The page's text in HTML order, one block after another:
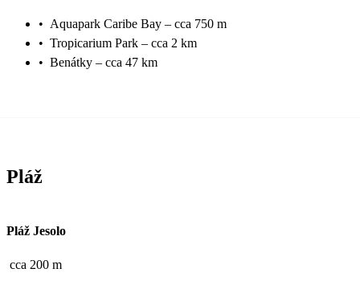
• Aquapark Caribe Bay – cca 750 m
• Tropicarium Park – cca 2 km
• Benátky – cca 47 km
Pláž
Pláž Jesolo
cca 200 m